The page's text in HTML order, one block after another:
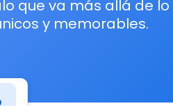
que va más allá de lo
y memorables.